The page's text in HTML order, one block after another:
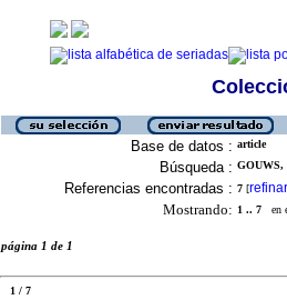
Base de datos : article
Búsqueda : GOUWS,
Referencias encontradas : 7 [refinar
Mostrando: 1 .. 7 en
página 1 de 1
1 / 7